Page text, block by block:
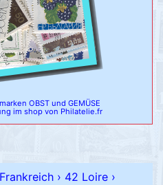
OBST und GEMÜSE
im shop von Philatelie.fr
Frankreich › 42 Loire ›